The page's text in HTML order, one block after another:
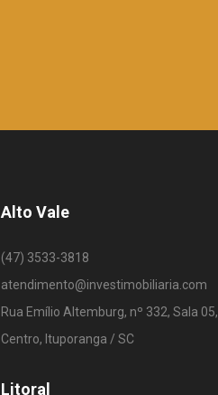
Alto Vale
(47) 3533-3818
atendimento@investimobiliaria.com
Rua Emílio Altemburg, nº 332, Sala 05,
Centro, Ituporanga / SC
Litoral